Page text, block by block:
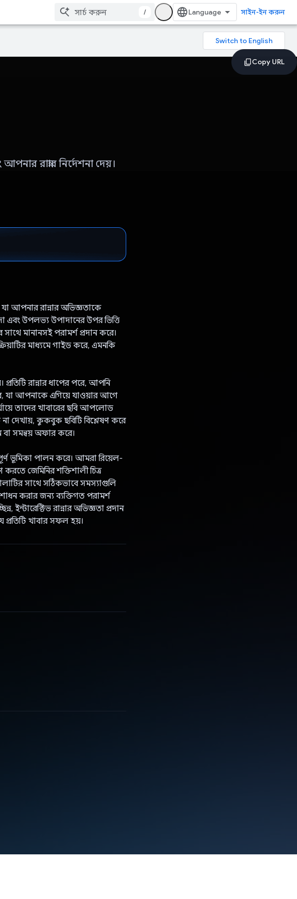
/ সাইন-ইন করুন
রান্নার নির্দেশনা দেয়।
আপনার রান্নার অভিজ্ঞতাকে
এবং উপলভ্য উপাদানের উপর ভিত্তি
মানানসই পরামর্শ প্রদান করে।
মাধ্যমে গাইড করে, এমনকি
রান্নার ধাপের পরে, আপনি
যা আপনাকে এগিয়ে যাওয়ার আগে
তাদের খাবারের ছবি আপলোড
দেখায়, কুকবুক ছবিটি বিশ্লেষণ করে
সমন্বয় অফার করে।
ভূমিকা পালন করে। আমরা রিয়েল-
জেমিনির শক্তিশালী চিত্র
সাথে সঠিকভাবে সমস্যাগুলি
করার জন্য ব্যক্তিগত পরামর্শ
ইন্টারেক্টিভ রান্নার অভিজ্ঞতা প্রদান
প্রতিটি খাবার সফল হয়।